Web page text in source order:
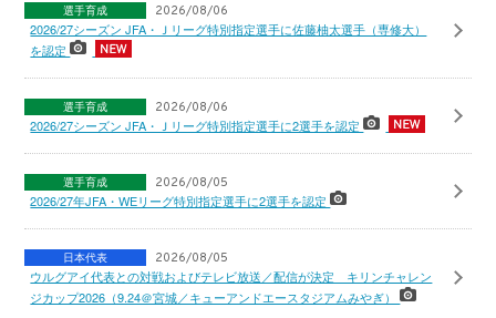
選手育成 2026/08/06
2026/27シーズン JFA・Ｊリーグ特別指定選手に佐藤柚太選手（専修大）
を認定
選手育成 2026/08/06
2026/27シーズン JFA・Ｊリーグ特別指定選手に2選手を認定
選手育成 2026/08/05
2026/27年JFA・WEリーグ特別指定選手に2選手を認定
日本代表 2026/08/05
ウルグアイ代表との対戦およびテレビ放送／配信が決定 キリンチャレン
ジカップ2026（9.24＠宮城／キューアンドエースタジアムみやぎ）